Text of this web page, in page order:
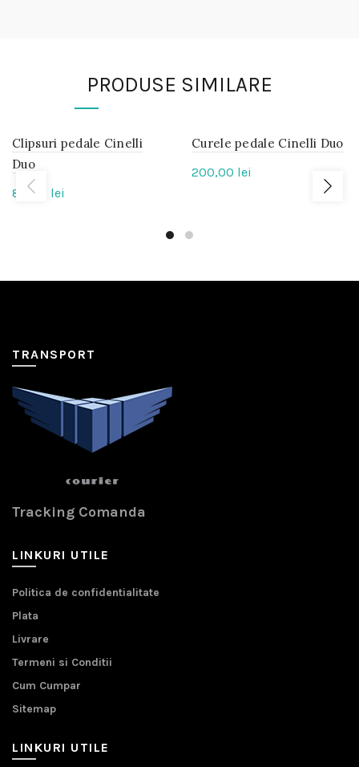
PRODUSE SIMILARE
IN
STOC
Clipsuri pedale Cinelli
Duo
80,00 lei
IN
STOC
Curele pedale Cinelli Duo
200,00 lei
TRANSPORT
Tracking Comanda
LINKURI UTILE
Politica de confidentialitate
Plata
Livrare
Termeni si Conditii
Cum Cumpar
Sitemap
LINKURI UTILE